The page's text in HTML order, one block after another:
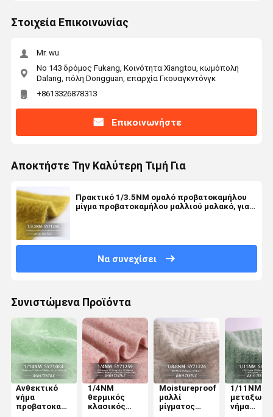
Στοιχεία Επικοινωνίας
Mr. wu
Νο 143 δρόμος Fukang, Κοινότητα Xiangtou, κωμόπολη
Dalang, πόλη Dongguan, επαρχία Γκουαγκντόνγκ
+8613326878313
Επικοινωνήστε
Αποκτήστε Την Καλύτερη Τιμή Για
Πρακτικό 1/3.5NM ομαλό προβατοκαμήλου
μίγμα προβατοκαμήλου μαλλιού μαλακό, για
Να συνεχίσει
Συνιστώμενα Προϊόντα
Ανθεκτικό
νήμα
προβατοκαμήλου
1/4NM
θερμικός
κλασικός
Moistureproof
μαλλί
μίγματος
1/11NM
μεταξωτό
νήμα